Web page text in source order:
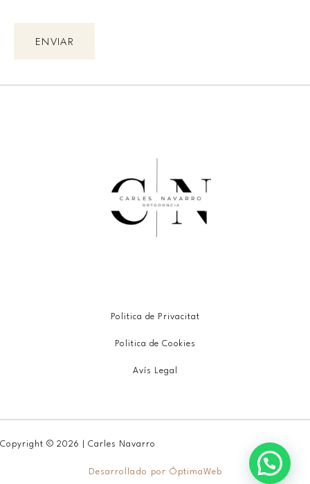
ENVIAR
Politica de Privacitat
Politica de Cookies
Avís Legal
Copyright © 2026 | Carles Navarro
Desarrollado por ÓptimaWeb